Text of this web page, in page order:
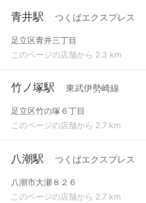
青井駅 つくばエクスプレス
足立区青井三丁目
このページの店舗から 2.3 km
竹ノ塚駅 東武伊勢崎線
足立区竹の塚６丁目
このページの店舗から 2.7 km
八潮駅 つくばエクスプレス
八潮市大瀬８２６
このページの店舗から 2.7 km